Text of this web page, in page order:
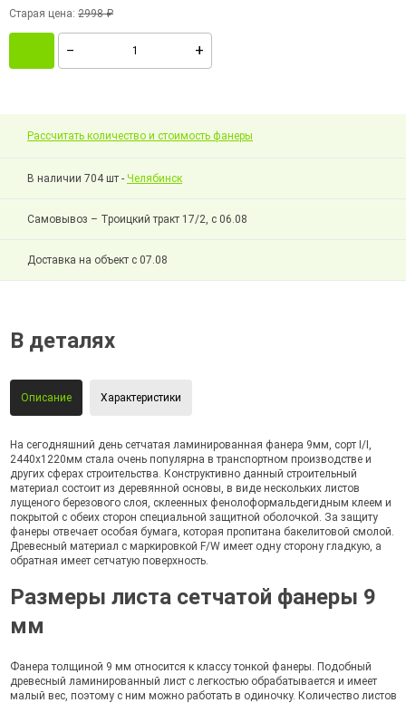
Старая цена: 2998 ₽
Рассчитать количество и стоимость фанеры
В наличии 704 шт - Челябинск
Самовывоз – Троицкий тракт 17/2, с 06.08
Доставка на объект с 07.08
В деталях
Описание Характеристики
На сегодняшний день сетчатая ламинированная фанера 9мм, сорт I/I,
2440х1220мм стала очень популярна в транспортном производстве и
других сферах строительства. Конструктивно данный строительный
материал состоит из деревянной основы, в виде нескольких листов
лущеного березового слоя, склеенных фенолоформальдегидным клеем и
покрытой с обеих сторон специальной защитной оболочкой. За защиту
фанеры отвечает особая бумага, которая пропитана бакелитовой смолой.
Древесный материал c маркировкой F/W имеет одну сторону гладкую, а
обратная имеет сетчатую поверхность.
Размеры листа сетчатой фанеры 9
мм
Фанера толщиной 9 мм относится к классу тонкой фанеры. Подобный
древесный ламинированный лист с легкостью обрабатывается и имеет
малый вес, поэтому с ним можно работать в одиночку. Количество листов